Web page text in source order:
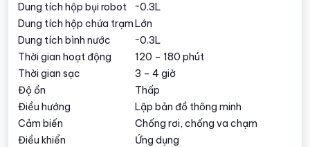
Dung tích hộp bụi robot
~0.3L
Dung tích hộp chứa trạmLớn
Dung tích bình nước
~0.3L
Thời gian hoạt động
120 – 180 phút
Thời gian sạc
3 – 4 giờ
Độ ồn
Thấp
Điều hướng
Lập bản đồ thông minh
Cảm biến
Chống rơi, chống va chạm
Điều khiển
Ứng dụng